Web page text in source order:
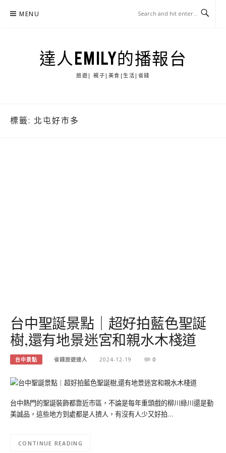
MENU
達人EMILY的播報台
旅遊| 親子|美食|生活|省錢
標籤: 北屯好市多
台中聖誕景點｜超好拍藍色聖誕
樹,還有地景迷宮和親水木棧道
台中景點 省錢旅遊達人 2024-12-19 0
台中熱門的聖誕裝飾都靠近市區，不論是每年重頭戲的柳川綠川還是勤
美誠品，這些地方到處都是人擠人，有沒有人少又好拍…
CONTINUE READING